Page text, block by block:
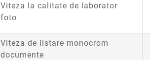
Viteza la calitate de laborator
foto
Viteza de listare monocrom
documente